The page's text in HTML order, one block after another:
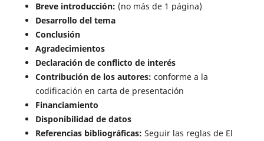
Breve introducción: (no más de 1 página)
Desarrollo del tema
Conclusión
Agradecimientos
Declaración de conflicto de interés
Contribución de los autores: conforme a la
codificación en carta de presentación
Financiamiento
Disponibilidad de datos
Referencias bibliográficas: Seguir las reglas de El